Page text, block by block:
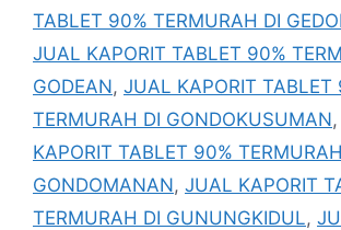
TABLET 90% TERMURAH DI
JUAL KAPORIT TABLET 90%
GODEAN, JUAL KAPORIT TABLET
TERMURAH DI GONDOKUSUMAN,
KAPORIT TABLET 90%
GONDOMANAN, JUAL KAPORIT
TERMURAH DI GUNUNGKIDUL,